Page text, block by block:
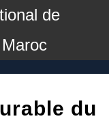
de
du